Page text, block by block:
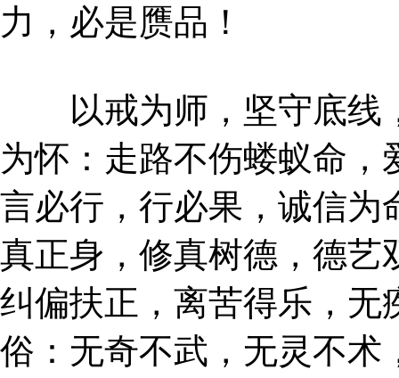
力，必是赝品！
以戒为师，坚守底线
为怀：走路不伤蝼蚁命
言必行，行必果，诚信
真正身，修真树德，德
纠偏扶正，离苦得乐，
俗：无奇不武，无灵不